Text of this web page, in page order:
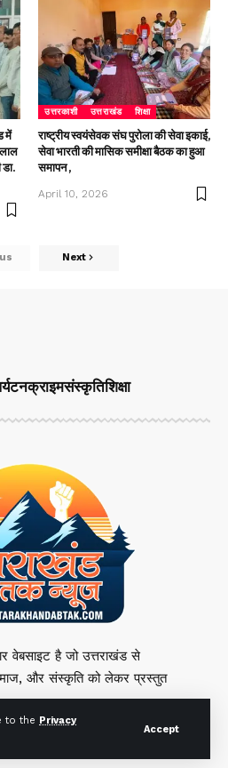
to the Privacy
Accept
में
डा.
उत्तरकाशी उत्तराखंड शिक्षा
राष्ट्रीय स्वयंसेवक संघ पुरोला की सेवा इकाई,
सेवा भारती की मासिक समीक्षा बैठक का हुआ
समापन ,
April 10, 2026
Next
क्राइमसंस्कृतिशिक्षा
वेबसाइट है जो उत्तराखंड से
और संस्कृति को लेकर प्रस्तुत